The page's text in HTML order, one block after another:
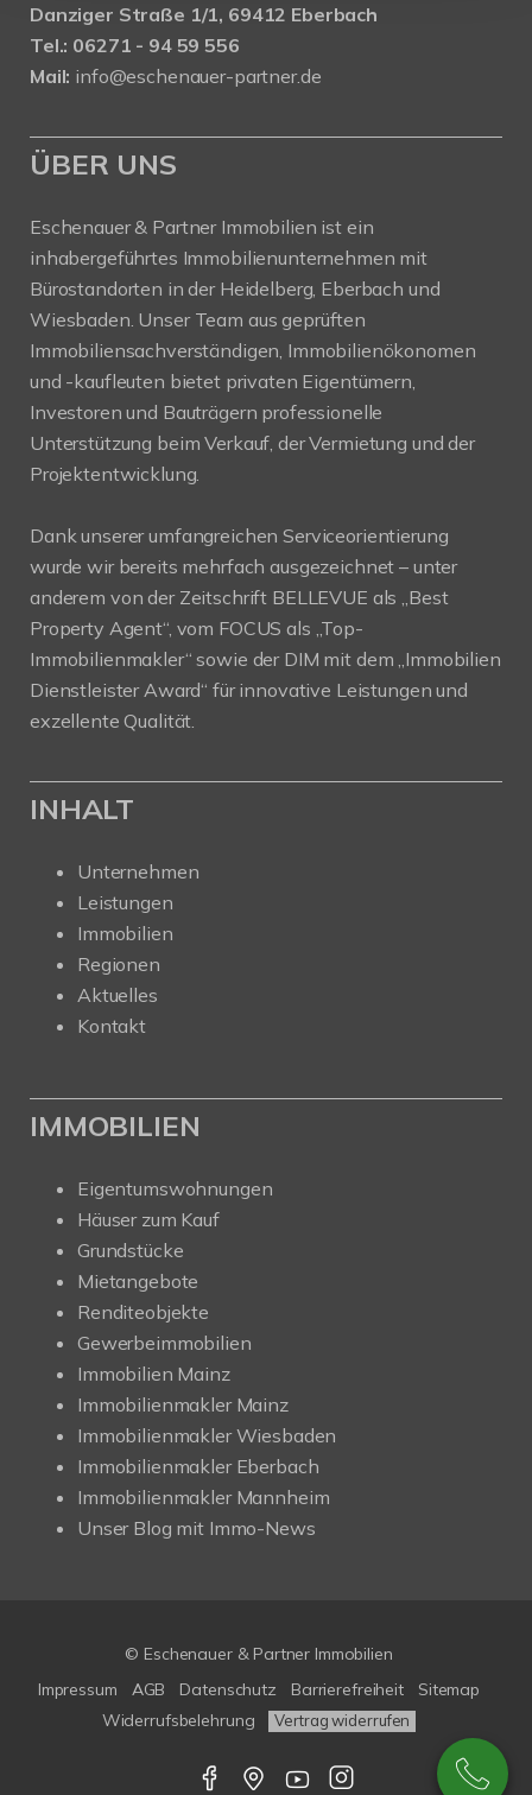
Danziger Straße 1/1, 69412 Eberbach
Tel.: 06271 - 94 59 556
Mail: info@eschenauer-partner.de
ÜBER UNS
Eschenauer & Partner Immobilien ist ein
inhabergeführtes Immobilienunternehmen mit
Bürostandorten in der Heidelberg, Eberbach und
Wiesbaden. Unser Team aus geprüften
Immobiliensachverständigen, Immobilienökonomen
und -kaufleuten bietet privaten Eigentümern,
Investoren und Bauträgern professionelle
Unterstützung beim Verkauf, der Vermietung und der
Projektentwicklung.
Dank unserer umfangreichen Serviceorientierung
wurde wir bereits mehrfach ausgezeichnet – unter
anderem von der Zeitschrift BELLEVUE als „Best
Property Agent“, vom FOCUS als „Top-
Immobilienmakler“ sowie der DIM mit dem „Immobilien
Dienstleister Award“ für innovative Leistungen und
exzellente Qualität.
INHALT
Unternehmen
Leistungen
Immobilien
Regionen
Aktuelles
Kontakt
IMMOBILIEN
Eigentumswohnungen
Häuser zum Kauf
Grundstücke
Mietangebote
Renditeobjekte
Gewerbeimmobilien
Immobilien Mainz
Immobilienmakler Mainz
Immobilienmakler Wiesbaden
Immobilienmakler Eberbach
Immobilienmakler Mannheim
Unser Blog mit Immo-News
© Eschenauer & Partner Immobilien
Impressum
AGB Datenschutz Barrierefreiheit
Sitemap
Widerrufsbelehrung
Vertrag widerrufen